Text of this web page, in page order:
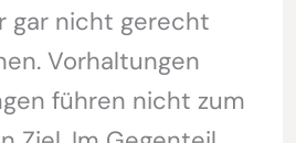
gar nicht gerecht
Vorhaltungen
führen nicht zum